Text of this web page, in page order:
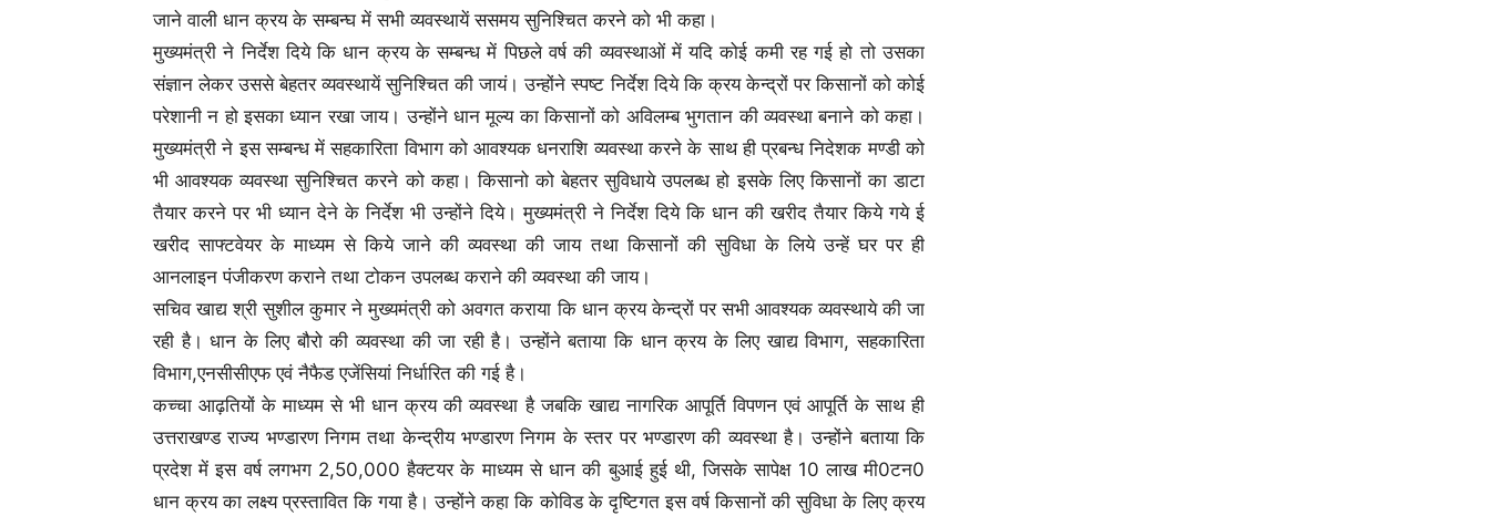
जाने वाली धान क्रय के सम्बन्घ में सभी व्यवस्थायें ससमय सुनिश्चित करने को भी कहा।
मुख्यमंत्री ने निर्देश दिये कि धान क्रय के सम्बन्ध में पिछले वर्ष की व्यवस्थाओं में यदि कोई कमी रह गई हो तो उसका
संज्ञान लेकर उससे बेहतर व्यवस्थायें सुनिश्चित की जायं। उन्होंने स्पष्ट निर्देश दिये कि क्रय केन्द्रों पर किसानों को कोई
परेशानी न हो इसका ध्यान रखा जाय। उन्होंने धान मूल्य का किसानों को अविलम्ब भुगतान की व्यवस्था बनाने को कहा।
मुख्यमंत्री ने इस सम्बन्ध में सहकारिता विभाग को आवश्यक धनराशि व्यवस्था करने के साथ ही प्रबन्ध निदेशक मण्डी को
भी आवश्यक व्यवस्था सुनिश्चित करने को कहा। किसानो को बेहतर सुविधाये उपलब्ध हो इसके लिए किसानों का डाटा
तैयार करने पर भी ध्यान देने के निर्देश भी उन्होंने दिये। मुख्यमंत्री ने निर्देश दिये कि धान की खरीद तैयार किये गये ई
खरीद साफ्टवेयर के माध्यम से किये जाने की व्यवस्था की जाय तथा किसानों की सुविधा के लिये उन्हें घर पर ही
आनलाइन पंजीकरण कराने तथा टोकन उपलब्ध कराने की व्यवस्था की जाय।
सचिव खाद्य श्री सुशील कुमार ने मुख्यमंत्री को अवगत कराया कि धान क्रय केन्द्रों पर सभी आवश्यक व्यवस्थाये की जा
रही है। धान के लिए बौरो की व्यवस्था की जा रही है। उन्होंने बताया कि धान क्रय के लिए खाद्य विभाग, सहकारिता
विभाग,एनसीसीएफ एवं नैफैड एजेंसियां निर्धारित की गई है।
कच्चा आढ़तियों के माध्यम से भी धान क्रय की व्यवस्था है जबकि खाद्य नागरिक आपूर्ति विपणन एवं आपूर्ति के साथ ही
उत्तराखण्ड राज्य भण्डारण निगम तथा केन्द्रीय भण्डारण निगम के स्तर पर भण्डारण की व्यवस्था है। उन्होंने बताया कि
प्रदेश में इस वर्ष लगभग 2,50,000 हैक्टयर के माध्यम से धान की बुआई हुई थी, जिसके सापेक्ष 10 लाख मी0टन0
धान क्रय का लक्ष्य प्रस्तावित कि गया है। उन्होंने कहा कि कोविड के दृष्टिगत इस वर्ष किसानों की सुविधा के लिए क्रय